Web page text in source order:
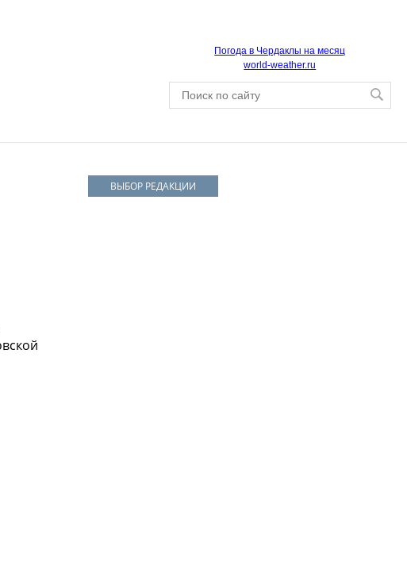
Погода в Чердаклы на месяц
world-weather.ru
ВЫБОР РЕДАКЦИИ